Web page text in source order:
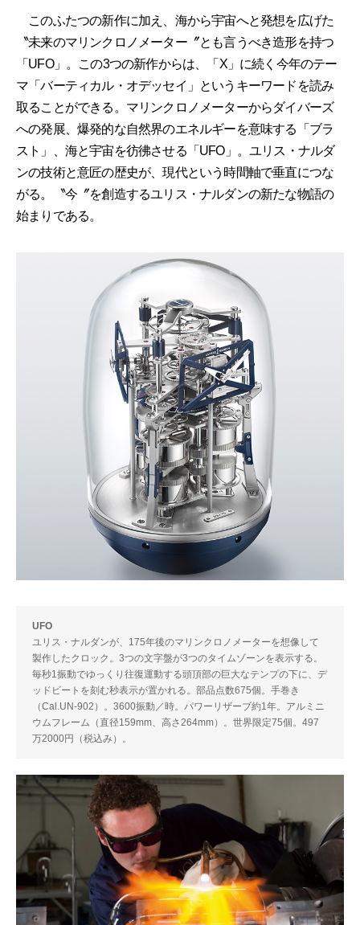
このふたつの新作に加え、海から宇宙へと発想を広げた
〝未来のマリンクロノメーター〞とも言うべき造形を持つ
「UFO」。この3つの新作からは、「X」に続く今年のテー
マ「バーティカル・オデッセイ」というキーワードを読み
取ることができる。マリンクロノメーターからダイバーズ
への発展、爆発的な自然界のエネルギーを意味する「ブラ
スト」、海と宇宙を彷彿させる「UFO」。ユリス・ナルダ
ンの技術と意匠の歴史が、現代という時間軸で垂直につな
がる。〝今〞を創造するユリス・ナルダンの新たな物語の
始まりである。
UFO
ユリス・ナルダンが、175年後のマリンクロノメーターを想像して
製作したクロック。3つの文字盤が3つのタイムゾーンを表示する。
毎秒1振動でゆっくり往復運動する頭頂部の巨大なテンプの下に、デ
ッドビートを刻む秒表示が置かれる。部品点数675個。手巻き
（Cal.UN-902）。3600振動／時。パワーリザーブ約1年。アルミニ
ウムフレーム（直径159mm、高さ264mm）。世界限定75個。497
万2000円（税込み）。